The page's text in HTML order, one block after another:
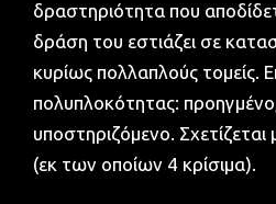
δραστηριότητα που
δράση του εστιάζει σε
κυρίως πολλαπλούς τομείς.
πολυπλοκότητας:
υποστηριζόμενο.
(εκ των οποίων 4 κρίσιμα).